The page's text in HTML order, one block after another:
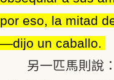
por eso, la mitad
―dijo un caballo.
另一匹馬則說